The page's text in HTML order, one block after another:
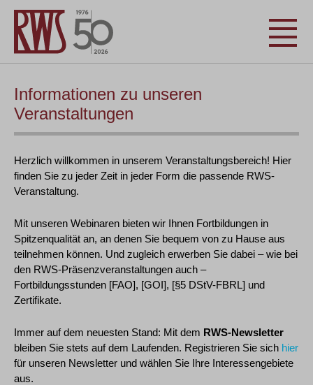
Informationen zu unseren
Veranstaltungen
Herzlich willkommen in unserem Veranstaltungsbereich! Hier
finden Sie zu jeder Zeit in jeder Form die passende RWS-
Veranstaltung.
Mit unseren Webinaren bieten wir Ihnen Fortbildungen in
Spitzenqualität an, an denen Sie bequem von zu Hause aus
teilnehmen können. Und zugleich erwerben Sie dabei – wie bei
den RWS-Präsenzveranstaltungen auch –
Fortbildungsstunden [FAO], [GOI], [§5 DStV-FBRL] und
Zertifikate.
Immer auf dem neuesten Stand: Mit dem RWS-Newsletter
bleiben Sie stets auf dem Laufenden. Registrieren Sie sich hier
für unseren Newsletter und wählen Sie Ihre Interessengebiete
aus.